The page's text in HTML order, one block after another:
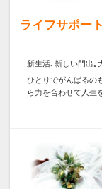
ライフサポー
新生活､新しい門出｡
ひとりでがんばるの
ら力を合わせて人生